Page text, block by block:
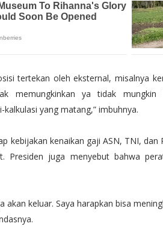
tertekan oleh eksternal, misalnya
memungkinkan ya tidak mungkin
yang matang,” imbuhnya.
kebijakan kenaikan gaji ASN, TNI,
Presiden juga menyebut bahwa
akan keluar. Saya harapkan bisa